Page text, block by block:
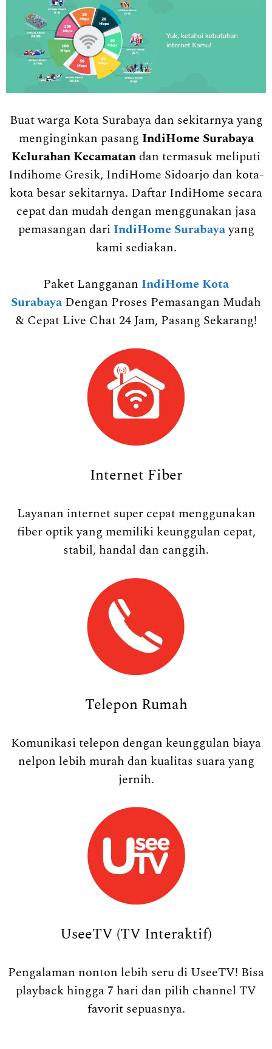
Buat warga Kota Surabaya dan sekitarnya yang
menginginkan pasang IndiHome Surabaya
Kelurahan Kecamatan dan termasuk meliputi
Indihome Gresik, IndiHome Sidoarjo dan kota-
kota besar sekitarnya. Daftar IndiHome secara
cepat dan mudah dengan menggunakan jasa
pemasangan dari IndiHome Surabayayang
kami sediakan.
Paket Langganan IndiHome Kota
Surabaya Dengan Proses Pemasangan Mudah
& Cepat Live Chat 24 Jam, Pasang Sekarang!
Internet Fiber
Layanan internet super cepat menggunakan
fiber optik yang memiliki keunggulan cepat,
stabil, handal dan canggih.
Telepon Rumah
Komunikasi telepon dengan keunggulan biaya
nelpon lebih murah dan kualitas suara yang
jernih.
UseeTV (TV Interaktif)
Pengalaman nonton lebih seru di UseeTV! Bisa
playback hingga 7 hari dan pilih channel TV
favorit sepuasnya.